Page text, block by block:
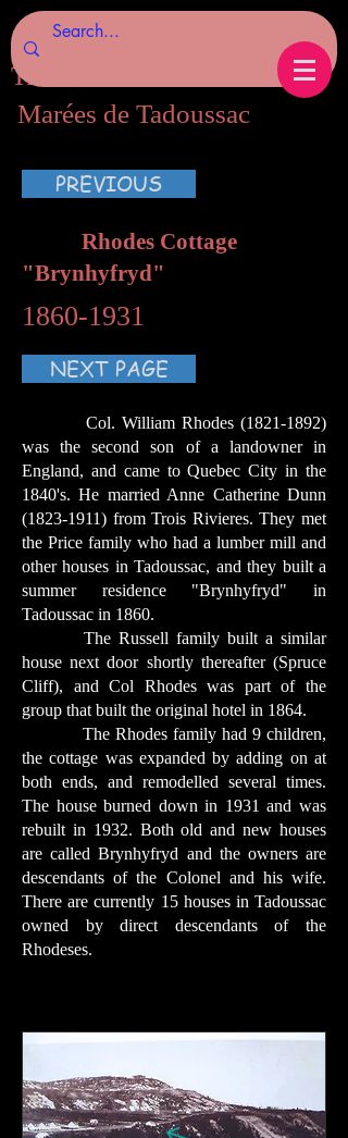
Tides of Tadoussac.com
Marées de Tadoussac
PREVIOUS
Rhodes Cottage
"Brynhyfryd"​
1860-1931
NEXT PAGE
Col. William Rhodes (1821-1892)
was the second son of a landowner in
England, and came to Quebec City in the
1840's. He married Anne Catherine Dunn
(1823-1911) from Trois Rivieres. They met
the Price family who had a lumber mill and
other houses in Tadoussac, and they built a
summer residence "Brynhyfryd" in
Tadoussac in 1860.
The Russell family built a similar
house next door shortly thereafter (Spruce
Cliff), and Col Rhodes was part of the
group that built the original hotel in 1864.
The Rhodes family had 9 children,
the cottage was expanded by adding on at
both ends, and remodelled several times.
The house burned down in 1931 and was
rebuilt in 1932. Both old and new houses
are called Brynhyfryd and the owners are
descendants of the Colonel and his wife.
There are currently 15 houses in Tadoussac
owned by direct descendants of the
Rhodeses.